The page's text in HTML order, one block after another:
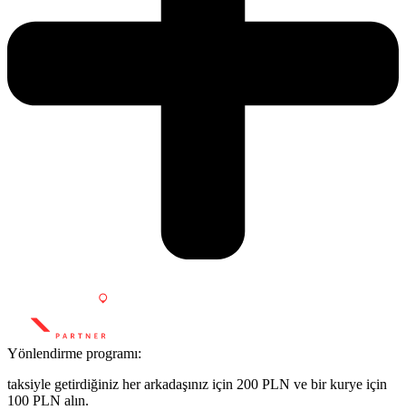
Yönlendirme programı:
taksiyle getirdiğiniz her arkadaşınız için 200 PLN ve bir kurye için
100 PLN alın.